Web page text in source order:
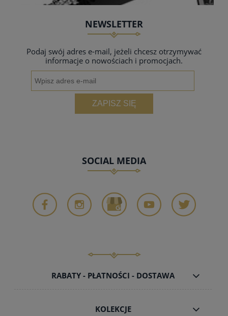
NEWSLETTER
Podaj swój adres e-mail, jeżeli chcesz otrzymywać
informacje o nowościach i promocjach.
ZAPISZ SIĘ
SOCIAL MEDIA
RABATY - PŁATNOŚCI - DOSTAWA
KOLEKCJE